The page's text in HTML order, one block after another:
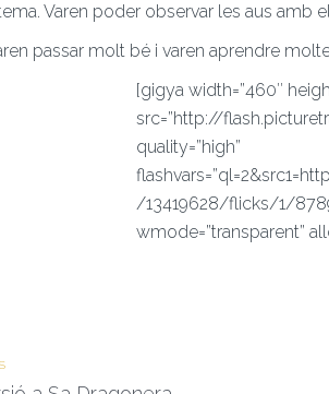
Varen poder observar les aus amb
passar molt bé i varen aprendre
[gigya width=”460″
src=”http://
quality=”high”
/13419628/flicks/1/
wmode=”transparent”